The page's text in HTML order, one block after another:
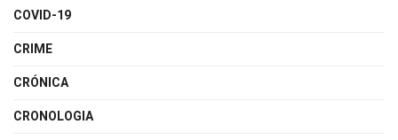
COVID-19
CRIME
CRÓNICA
CRONOLOGIA